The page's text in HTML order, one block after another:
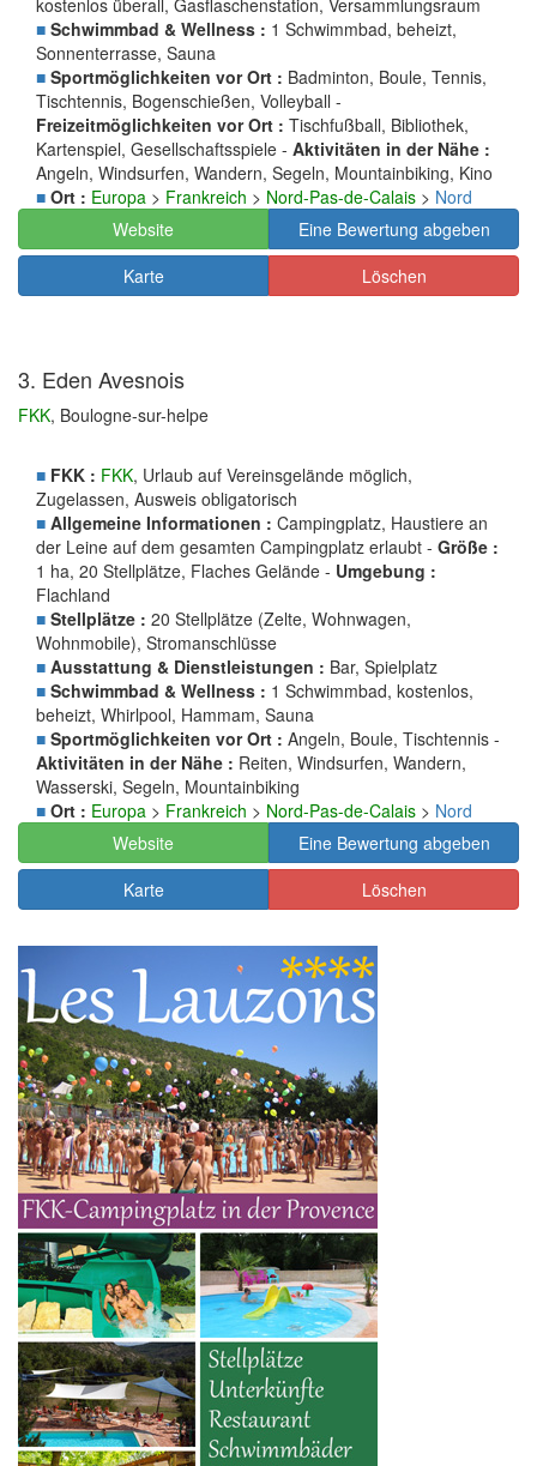
kostenlos überall, Gasflaschenstation, Versammlungsraum
■ Schwimmbad & Wellness : 1 Schwimmbad, beheizt,
Sonnenterrasse, Sauna
■ Sportmöglichkeiten vor Ort : Badminton, Boule, Tennis,
Tischtennis, Bogenschießen, Volleyball -
Freizeitmöglichkeiten vor Ort : Tischfußball, Bibliothek,
Kartenspiel, Gesellschaftsspiele - Aktivitäten in der Nähe :
Angeln, Windsurfen, Wandern, Segeln, Mountainbiking, Kino
■ Ort : Europa > Frankreich > Nord-Pas-de-Calais > Nord
Website
Eine Bewertung abgeben
Karte
Löschen
3. Eden Avesnois
FKK, Boulogne-sur-helpe
■ FKK : FKK, Urlaub auf Vereinsgelände möglich,
Zugelassen, Ausweis obligatorisch
■ Allgemeine Informationen : Campingplatz, Haustiere an
der Leine auf dem gesamten Campingplatz erlaubt - Größe :
1 ha, 20 Stellplätze, Flaches Gelände - Umgebung :
Flachland
■ Stellplätze : 20 Stellplätze (Zelte, Wohnwagen,
Wohnmobile), Stromanschlüsse
■ Ausstattung & Dienstleistungen : Bar, Spielplatz
■ Schwimmbad & Wellness : 1 Schwimmbad, kostenlos,
beheizt, Whirlpool, Hammam, Sauna
■ Sportmöglichkeiten vor Ort : Angeln, Boule, Tischtennis -
Aktivitäten in der Nähe : Reiten, Windsurfen, Wandern,
Wasserski, Segeln, Mountainbiking
■ Ort : Europa > Frankreich > Nord-Pas-de-Calais > Nord
Website
Eine Bewertung abgeben
Karte
Löschen